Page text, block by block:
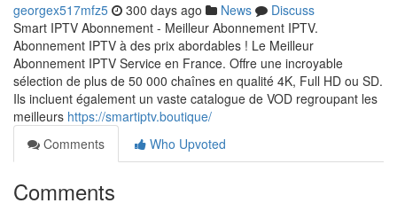
georgex517mfz5 300 days ago News
Discuss
Smart IPTV Abonnement - Meilleur Abonnement IPTV.
Abonnement IPTV à des prix abordables ! Le Meilleur
Abonnement IPTV Service en France. Offre une incroyable
sélection de plus de 50 000 chaînes en qualité 4K, Full HD ou SD.
Ils incluent également un vaste catalogue de VOD regroupant les
meilleurs https://smartiptv.boutique/
Comments
Who Upvoted
Comments